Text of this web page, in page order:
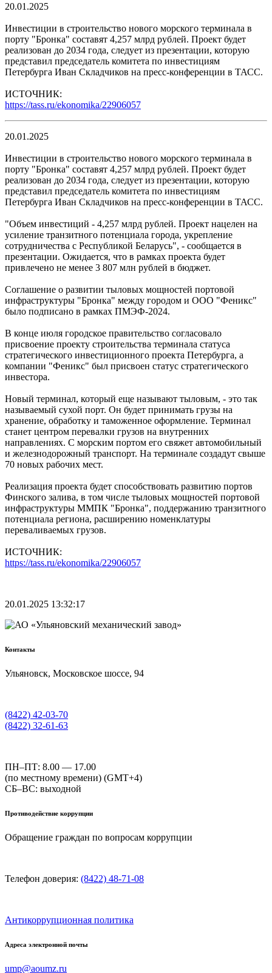
20.01.2025
Инвестиции в строительство нового морского терминала в
порту "Бронка" составят 4,257 млрд рублей. Проект будет
реализован до 2034 года, следует из презентации, которую
представил председатель комитета по инвестициям
Петербурга Иван Складчиков на пресс-конференции в ТАСС.
ИСТОЧНИК:
https://tass.ru/ekonomika/22906057
20.01.2025
Инвестиции в строительство нового морского терминала в
порту "Бронка" составят 4,257 млрд рублей. Проект будет
реализован до 2034 года, следует из презентации, которую
представил председатель комитета по инвестициям
Петербурга Иван Складчиков на пресс-конференции в ТАСС.
"Объем инвестиций - 4,257 млрд рублей. Проект нацелен на
усиление транзитного потенциала города, укрепление
сотрудничества с Республикой Беларусь", - сообщается в
презентации. Ожидается, что в рамках проекта будет
привлечено не менее 3 807 млн рублей в бюджет.
Соглашение о развитии тыловых мощностей портовой
инфраструктуры "Бронка" между городом и ООО "Феникс"
было подписано в рамках ПМЭФ-2024.
В конце июля городское правительство согласовало
присвоение проекту строительства терминала статуса
стратегического инвестиционного проекта Петербурга, а
компании "Феникс" был присвоен статус стратегического
инвестора.
Новый терминал, который еще называют тыловым, - это так
называемый сухой порт. Он будет принимать грузы на
хранение, обработку и таможенное оформление. Терминал
станет центром перевалки грузов на внутренних
направлениях. С морским портом его свяжет автомобильный
и железнодорожный транспорт. На терминале создадут свыше
70 новых рабочих мест.
Реализация проекта будет способствовать развитию портов
Финского залива, в том числе тыловых мощностей портовой
инфраструктуры ММПК "Бронка", поддержанию транзитного
потенциала региона, расширению номенклатуры
переваливаемых грузов.
ИСТОЧНИК:
https://tass.ru/ekonomika/22906057
20.01.2025 13:32:17
Контакты
Ульяновск, Московское шоссе, 94
(8422) 42-03-70
(8422) 32-61-63
ПН–ПТ: 8.00 — 17.00
(по местному времени) (GMT+4)
СБ–ВС: выходной
Противодействие коррупции
Обращение граждан по вопросам коррупции
Телефон доверия: (8422) 48-71-08
Антикоррупционная политика
Адреса электронной почты
ump@aoumz.ru